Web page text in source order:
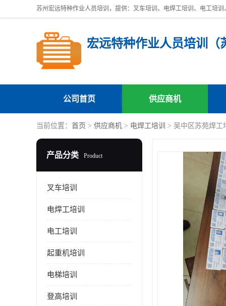
公司首页 供应商机
当前位置： 首页 > 供应商机 > 电焊工培训 > 吴中区苏苑焊工
产品分类 Product
叉车培训
电焊工培训
电工培训
起重机培训
电梯培训
登高培训